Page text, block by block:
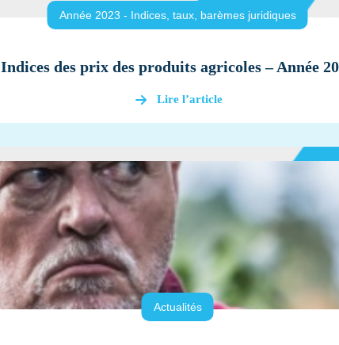
Année 2023 - Indices, taux, barèmes juridiques
Indices des prix des produits agricoles – Année
Lire l’article
Actualités